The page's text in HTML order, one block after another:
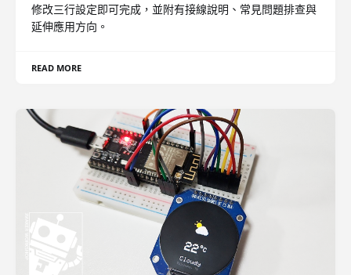
修改三行設定即可完成，並附有接線說明、常見問題排查與
延伸應用方向。
READ MORE